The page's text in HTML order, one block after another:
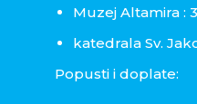
Muzej Altamira :
katedrala Sv.
Popusti i doplate: